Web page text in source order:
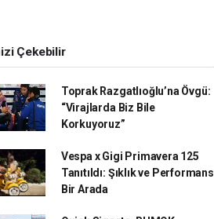
Çekebilir
Toprak Razgatlıoğlu’na Övgü:
“Virajlarda Biz Bile
Korkuyoruz”
Vespa x Gigi Primavera 125
Tanıtıldı: Şıklık ve Performans
Bir Arada